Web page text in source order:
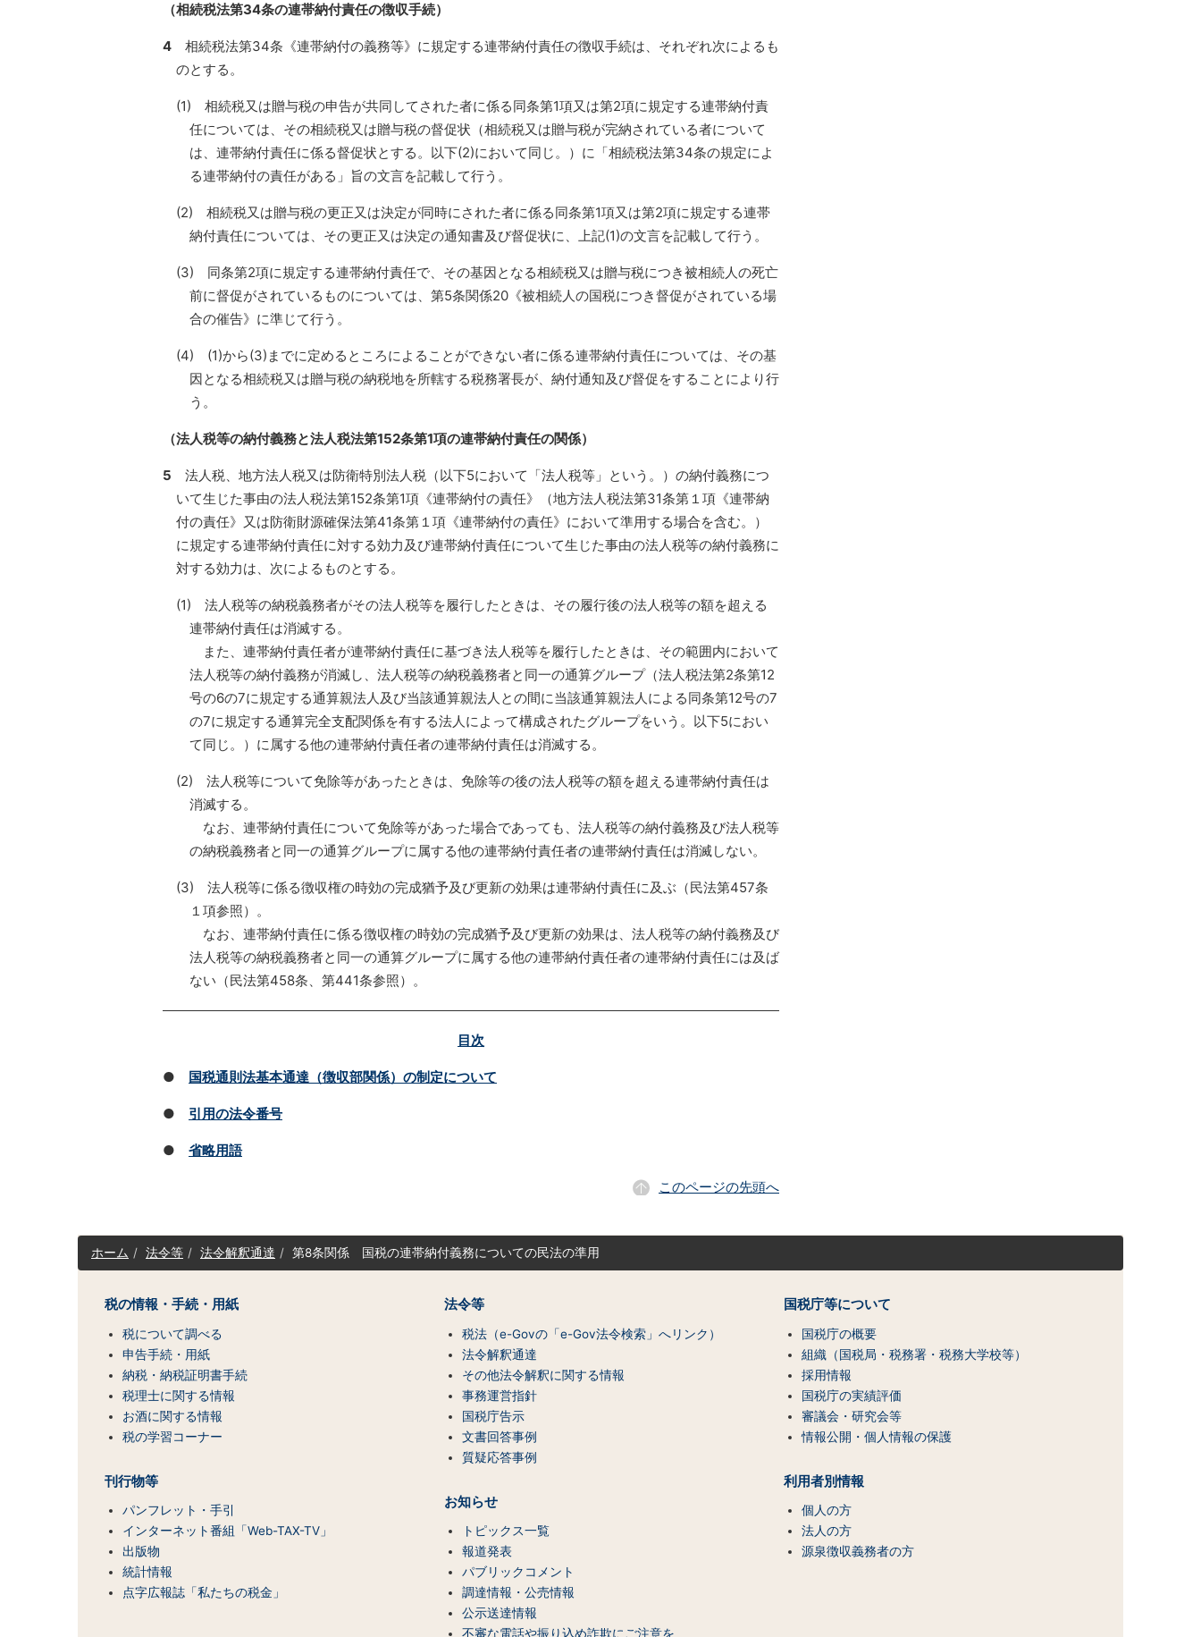
（相続税法第34条の連帯納付責任の徴収手続）
4 相続税法第34条《連帯納付の義務等》に規定する連帯納付責任の徴収手続は、それぞれ次によるも
のとする。
(1) 相続税又は贈与税の申告が共同してされた者に係る同条第1項又は第2項に規定する連帯納付責
任については、その相続税又は贈与税の督促状（相続税又は贈与税が完納されている者について
は、連帯納付責任に係る督促状とする。以下(2)において同じ。）に「相続税法第34条の規定によ
る連帯納付の責任がある」旨の文言を記載して行う。
(2) 相続税又は贈与税の更正又は決定が同時にされた者に係る同条第1項又は第2項に規定する連帯
納付責任については、その更正又は決定の通知書及び督促状に、上記(1)の文言を記載して行う。
(3) 同条第2項に規定する連帯納付責任で、その基因となる相続税又は贈与税につき被相続人の死亡
前に督促がされているものについては、第5条関係20《被相続人の国税につき督促がされている場
合の催告》に準じて行う。
(4) (1)から(3)までに定めるところによることができない者に係る連帯納付責任については、その基
因となる相続税又は贈与税の納税地を所轄する税務署長が、納付通知及び督促をすることにより行
う。
（法人税等の納付義務と法人税法第152条第1項の連帯納付責任の関係）
5 法人税、地方法人税又は防衛特別法人税（以下5において「法人税等」という。）の納付義務につ
いて生じた事由の法人税法第152条第1項《連帯納付の責任》（地方法人税法第31条第１項《連帯納
付の責任》又は防衛財源確保法第41条第１項《連帯納付の責任》において準用する場合を含む。）
に規定する連帯納付責任に対する効力及び連帯納付責任について生じた事由の法人税等の納付義務に
対する効力は、次によるものとする。
(1) 法人税等の納税義務者がその法人税等を履行したときは、その履行後の法人税等の額を超える
連帯納付責任は消滅する。
また、連帯納付責任者が連帯納付責任に基づき法人税等を履行したときは、その範囲内において
法人税等の納付義務が消滅し、法人税等の納税義務者と同一の通算グループ（法人税法第2条第12
号の6の7に規定する通算親法人及び当該通算親法人との間に当該通算親法人による同条第12号の7
の7に規定する通算完全支配関係を有する法人によって構成されたグループをいう。以下5におい
て同じ。）に属する他の連帯納付責任者の連帯納付責任は消滅する。
(2) 法人税等について免除等があったときは、免除等の後の法人税等の額を超える連帯納付責任は
消滅する。
なお、連帯納付責任について免除等があった場合であっても、法人税等の納付義務及び法人税等
の納税義務者と同一の通算グループに属する他の連帯納付責任者の連帯納付責任は消滅しない。
(3) 法人税等に係る徴収権の時効の完成猶予及び更新の効果は連帯納付責任に及ぶ（民法第457条
１項参照）。
なお、連帯納付責任に係る徴収権の時効の完成猶予及び更新の効果は、法人税等の納付義務及び
法人税等の納税義務者と同一の通算グループに属する他の連帯納付責任者の連帯納付責任には及ば
ない（民法第458条、第441条参照）。
目次
● 国税通則法基本通達（徴収部関係）の制定について
● 引用の法令番号
● 省略用語
このページの先頭へ
サ
イ
（コ
ホーム 法令等 法令解釈通達 第8条関係 国税の連帯納付義務についての民法の準用
税の情報・手続・用紙
税について調べる
申告手続・用紙
納税・納税証明書手続
税理士に関する情報
お酒に関する情報
税の学習コーナー
刊行物等
パンフレット・手引
インターネット番組「Web-TAX-TV」
出版物
統計情報
点字広報誌「私たちの税金」
法令等
税法（e-Govの「e-Gov法令検索」へリンク）
法令解釈通達
その他法令解釈に関する情報
事務運営指針
国税庁告示
文書回答事例
質疑応答事例
お知らせ
トピックス一覧
報道発表
パブリックコメント
調達情報・公売情報
公示送達情報
不審な電話や振り込め詐欺にご注意を
国税庁等について
国税庁の概要
組織（国税局・税務署・税務大学校等）
採用情報
国税庁の実績評価
審議会・研究会等
情報公開・個人情報の保護
利用者別情報
個人の方
法人の方
源泉徴収義務者の方